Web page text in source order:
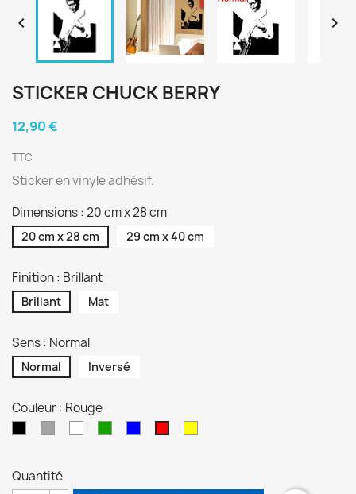
 
STICKER CHUCK BERRY
12,90 €
TTC
Sticker en vinyle adhésif.
Dimensions : 20 cm x 28 cm
20 cm x 28 cm 29 cm x 40 cm
Finition : Brillant
Brillant Mat
Sens : Normal
Normal Inversé
Couleur : Rouge
Quantité